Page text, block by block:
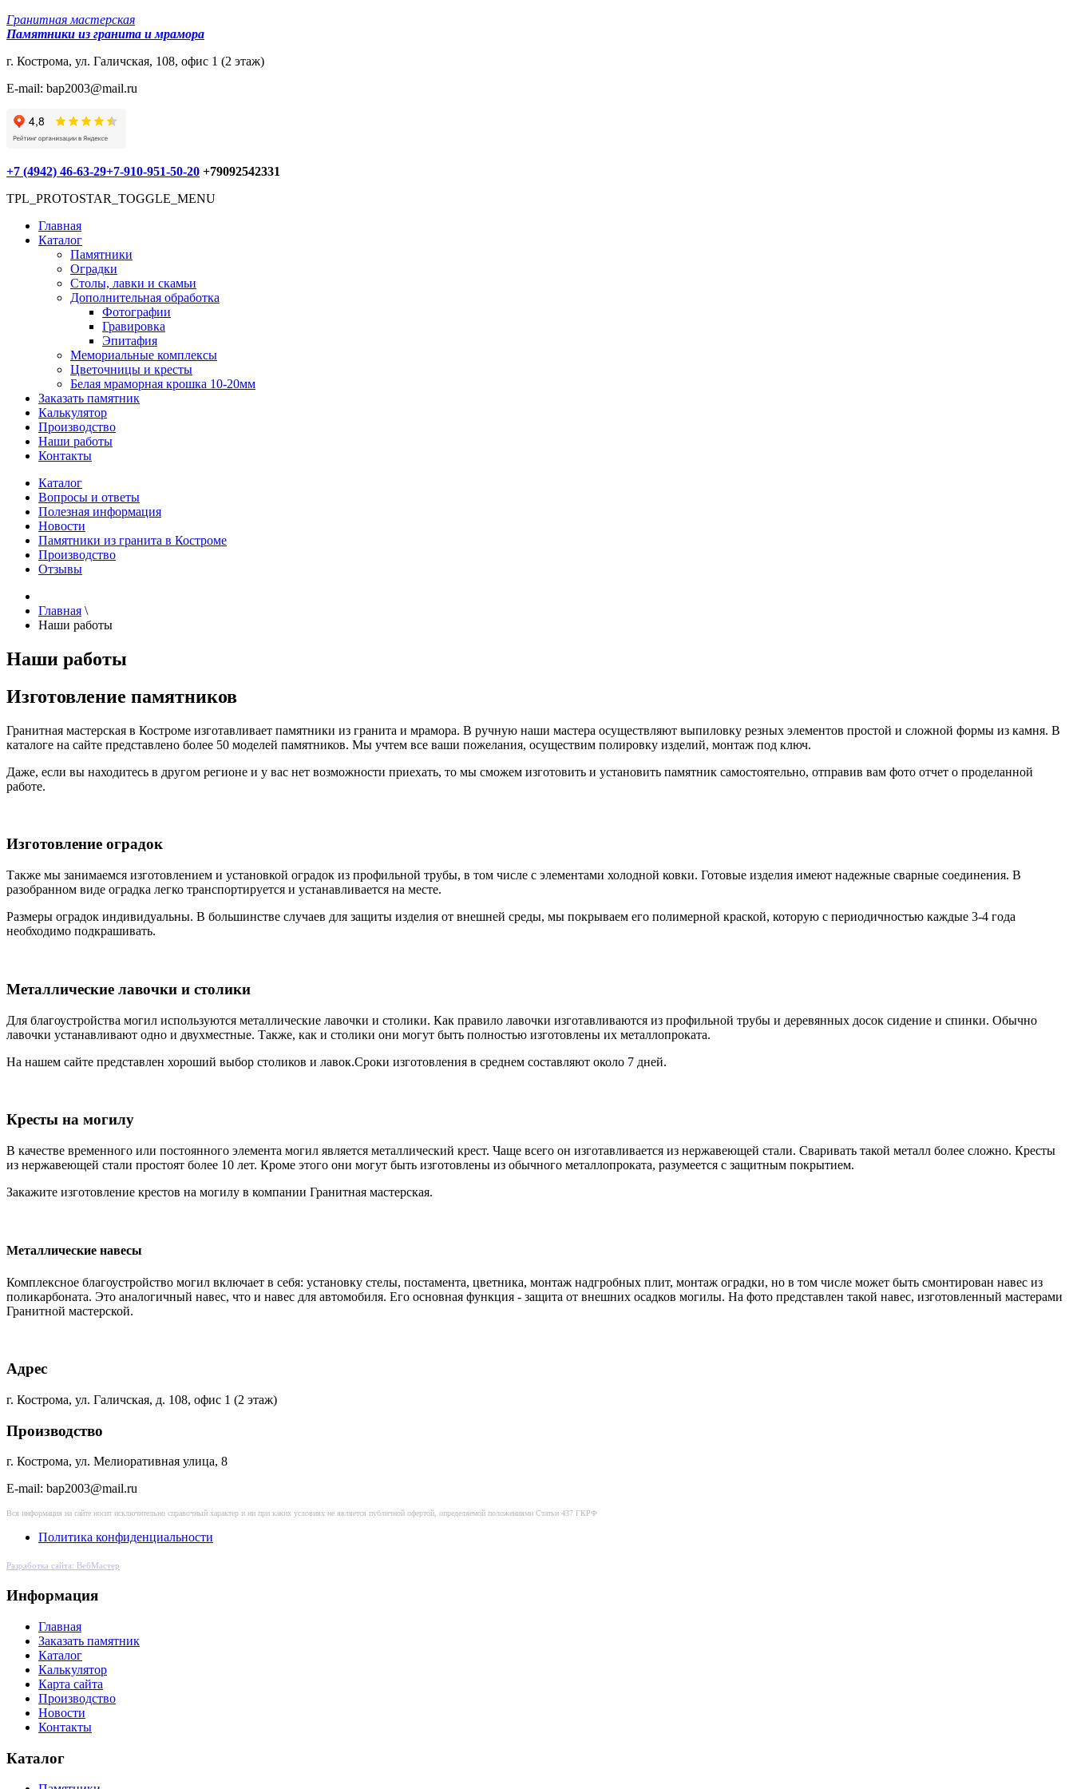
Гранитная мастерская
Памятники из гранита и мрамора
г. Кострома, ул. Галичская, 108, офис 1 (2 этаж)
E-mail: bap2003@mail.ru
+7 (4942) 46-63-29+7-910-951-50-20 +79092542331
TPL_PROTOSTAR_TOGGLE_MENU
Главная
Каталог
Памятники
Оградки
Столы, лавки и скамьи
Дополнительная обработка
Фотографии
Гравировка
Эпитафия
Мемориальные комплексы
Цветочницы и кресты
Белая мраморная крошка 10-20мм
Заказать памятник
Калькулятор
Производство
Наши работы
Контакты
Каталог
Вопросы и ответы
Полезная информация
Новости
Памятники из гранита в Костроме
Производство
Отзывы
Главная \
Наши работы
Наши работы
Изготовление памятников
Гранитная мастерская в Костроме изготавливает памятники из гранита и мрамора. В ручную наши мастера осуществляют выпиловку резных элементов простой и сложной формы из камня. В
каталоге на сайте представлено более 50 моделей памятников. Мы учтем все ваши пожелания, осуществим полировку изделий, монтаж под ключ.
Даже, если вы находитесь в другом регионе и у вас нет возможности приехать, то мы сможем изготовить и установить памятник самостоятельно, отправив вам фото отчет о проделанной
работе.
Изготовление оградок
Также мы занимаемся изготовлением и установкой оградок из профильной трубы, в том числе с элементами холодной ковки. Готовые изделия имеют надежные сварные соединения. В
разобранном виде оградка легко транспортируется и устанавливается на месте.
Размеры оградок индивидуальны. В большинстве случаев для защиты изделия от внешней среды, мы покрываем его полимерной краской, которую с периодичностью каждые 3-4 года
необходимо подкрашивать.
Металлические лавочки и столики
Для благоустройства могил используются металлические лавочки и столики. Как правило лавочки изготавливаются из профильной трубы и деревянных досок сидение и спинки. Обычно
лавочки устанавливают одно и двухместные. Также, как и столики они могут быть полностью изготовлены их металлопроката.
На нашем сайте представлен хороший выбор столиков и лавок.Сроки изготовления в среднем составляют около 7 дней.
Кресты на могилу
В качестве временного или постоянного элемента могил является металлический крест. Чаще всего он изготавливается из нержавеющей стали. Сваривать такой металл более сложно. Кресты
из нержавеющей стали простоят более 10 лет. Кроме этого они могут быть изготовлены из обычного металлопроката, разумеется с защитным покрытием.
Закажите изготовление крестов на могилу в компании Гранитная мастерская.
Металлические навесы
Комплексное благоустройство могил включает в себя: установку стелы, постамента, цветника, монтаж надгробных плит, монтаж оградки, но в том числе может быть смонтирован навес из
поликарбоната. Это аналогичный навес, что и навес для автомобиля. Его основная функция - защита от внешних осадков могилы. На фото представлен такой навес, изготовленный мастерами
Гранитной мастерской.
Адрес
г. Кострома, ул. Галичская, д. 108, офис 1 (2 этаж)
Производство
г. Кострома, ул. Мелиоративная улица, 8
E-mail: bap2003@mail.ru
Вся информация на сайте носит исключительно справочный характер и ни при каких условиях не является публичной офертой, определяемой положениями Статьи 437 ГКРФ
Политика конфиденциальности
Разработка сайта: ВебМастер
Информация
Главная
Заказать памятник
Каталог
Калькулятор
Карта сайта
Производство
Новости
Контакты
Каталог